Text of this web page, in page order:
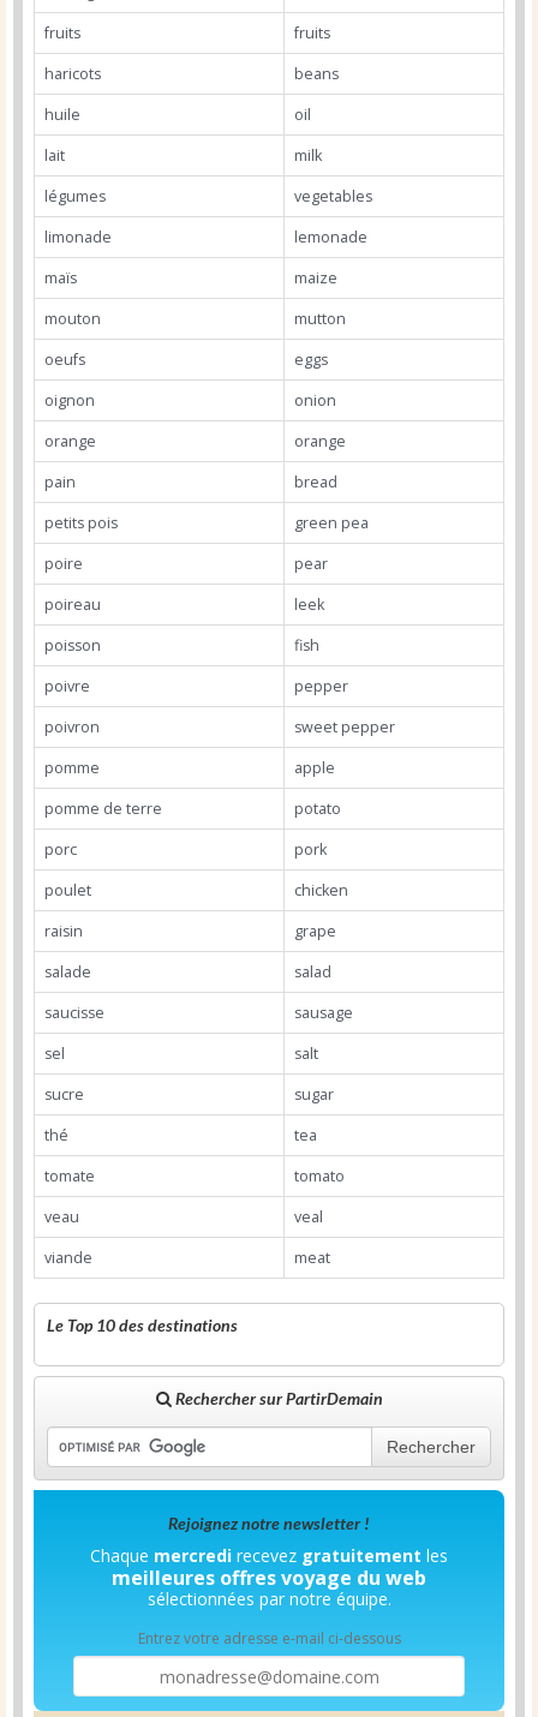
fruits
fruits
haricots
beans
huile
oil
lait
milk
légumes
vegetables
limonade
lemonade
maïs
maize
mouton
mutton
oeufs
eggs
oignon
onion
orange
orange
pain
bread
petits pois
green pea
poire
pear
poireau
leek
poisson
fish
poivre
pepper
poivron
sweet pepper
pomme
apple
pomme de terre
potato
porc
pork
poulet
chicken
raisin
grape
salade
salad
saucisse
sausage
sel
salt
sucre
sugar
thé
tea
tomate
tomato
veau
veal
viande
meat
Le Top 10 des destinations
Rechercher sur PartirDemain
Rechercher
Rejoignez notre newsletter !
Chaque mercredi recevez gratuitement les
meilleures offres voyage du web
sélectionnées par notre équipe.
Entrez votre adresse e-mail ci-dessous